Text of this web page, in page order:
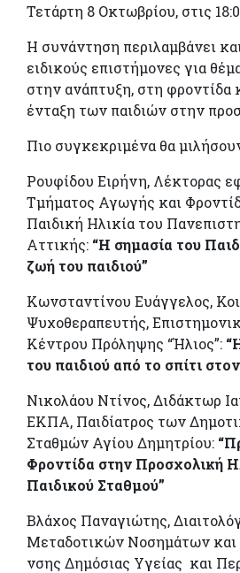
Τετάρτη 8 Οκτωβρίου, στις
Η συνάντηση περιλαμβάνει
ειδικούς επιστήμονες για
στην ανάπτυξη, στη φροντίδα
ένταξη των παιδιών στην
Πιο συγκεκριμένα θα
Ρουφίδου Ειρήνη, Λέκτορας
Τμήματος Αγωγής και
Παιδική Ηλικία του
Αττικής: “Η σημασία του
ζωή του παιδιού”
Κωνσταντίνου Ευάγγελος,
Ψυχοθεραπευτής,
Κέντρου Πρόληψης “Ήλιος”:
του παιδιού από το σπίτι
Νικολάου Ντίνος, Διδάκτωρ
ΕΚΠΑ, Παιδίατρος των
Σταθμών Αγίου Δημητρίου:
Φροντίδα στην Προσχολική
Παιδικού Σταθμού”
Bλάχος Παναγιώτης,
Μεταδοτικών Νοσημάτων και
νσης Δημόσιας Υγείας και